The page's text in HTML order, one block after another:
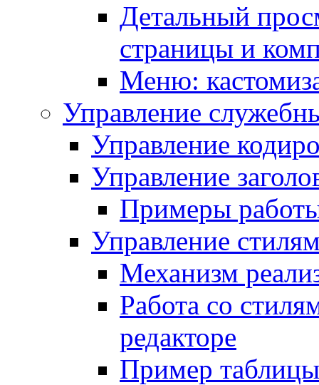
Детальный
страницы и
Меню:
Управление
Управление
Управление
Примеры
Управление
Механизм
Работа со
редакторе
Пример